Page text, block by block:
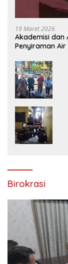
19 Maret 2026
Akademisi dan
Penyiraman
Birokrasi